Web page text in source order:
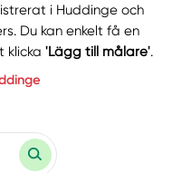
i Huddinge och
Du kan enkelt få en
klicka'Lägg till målare'.